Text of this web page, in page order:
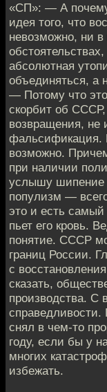
«СП»: — А почему
идея того, что
невозможно, ни
абсолютная
объединяться, а
— Потому что
скорбит об СССР,
возвращения, не
фальсификация.
возможно.
при наличии
услышу шипение
популизм —
это и есть
пьет его кровь.
понятие. СССР
границ России.
с
сказать,
производства. С
справедливости.
снял в чем-то
году, если бы у
многих
избежать.